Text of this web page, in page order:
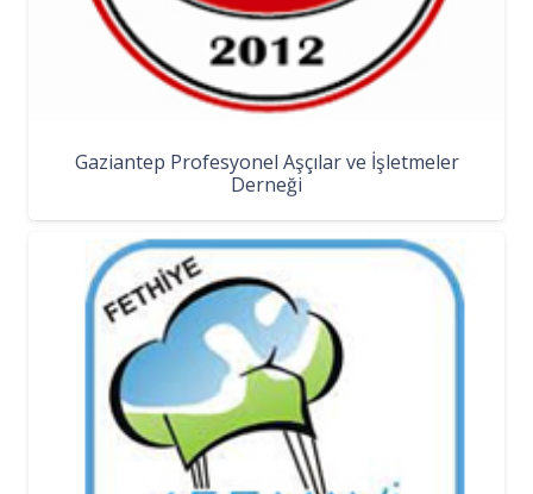
Gaziantep Profesyonel Aşçılar ve İşletmeler
Derneği